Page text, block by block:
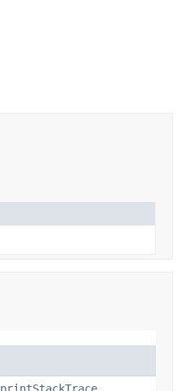
printStackTrace,